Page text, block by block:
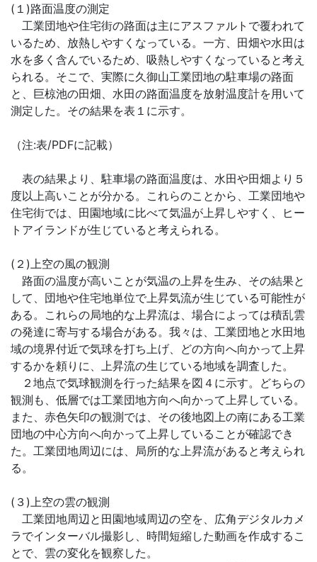
(１)路面温度の測定
工業団地や住宅街の路面は主にアスファルトで覆われて
いるため、放熱しやすくなっている。一方、田畑や水田は
水を多く含んでいるため、吸熱しやすくなっていると考え
られる。そこで、実際に久御山工業団地の駐車場の路面
と、巨椋池の田畑、水田の路面温度を放射温度計を用いて
測定した。その結果を表１に示す。
（注:表/PDFに記載）
表の結果より、駐車場の路面温度は、水田や田畑より５
度以上高いことが分かる。これらのことから、工業団地や
住宅街では、田園地域に比べて気温が上昇しやすく、ヒー
トアイランドが生じていると考えられる。
(２)上空の風の観測
路面の温度が高いことが気温の上昇を生み、その結果と
して、団地や住宅地単位で上昇気流が生じている可能性が
ある。これらの局地的な上昇流は、場合によっては積乱雲
の発達に寄与する場合がある。我々は、工業団地と水田地
域の境界付近で気球を打ち上げ、どの方向へ向かって上昇
するかを頼りに、上昇流の生じている地域を調査した。
２地点で気球観測を行った結果を図４に示す。どちらの
観測も、低層では工業団地方向へ向かって上昇している。
また、赤色矢印の観測では、その後地図上の南にある工業
団地の中心方向へ向かって上昇していることが確認でき
た。工業団地周辺には、局所的な上昇流があると考えられ
る。
(３)上空の雲の観測
工業団地周辺と田園地域周辺の空を、広角デジタルカメ
ラでインターバル撮影し、時間短縮した動画を作成するこ
とで、雲の変化を観察した。